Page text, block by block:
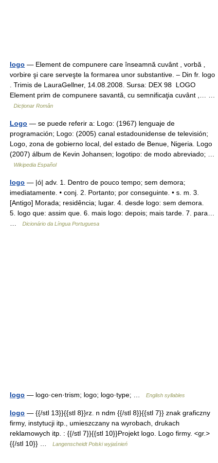
logo — Element de compunere care înseamnă cuvânt , vorbă ,
vorbire şi care serveşte la formarea unor substantive. – Din fr. logo
. Trimis de LauraGellner, 14.08.2008. Sursa: DEX 98 LOGO
Element prim de compunere savantă, cu semnificaţia cuvânt ,… …
Dicționar Român
Logo — se puede referir a: Logo: (1967) lenguaje de
programación; Logo: (2005) canal estadounidense de televisión;
Logo, zona de gobierno local, del estado de Benue, Nigeria. Logo
(2007) álbum de Kevin Johansen; logotipo: de modo abreviado; …
Wikipedia Español
logo — |ó| adv. 1. Dentro de pouco tempo; sem demora;
imediatamente. • conj. 2. Portanto; por conseguinte. • s. m. 3.
[Antigo] Morada; residência; lugar. 4. desde logo: sem demora.
5. logo que: assim que. 6. mais logo: depois; mais tarde. 7. para…
Dicionário da Língua Portuguesa
logo — logo·cen·trism; logo; logo·type; … English syllables
logo — {{/stl 13}}{{stl 8}}rz. n ndm {{/stl 8}}{{stl 7}} znak graficzny
firmy, instytucji itp., umieszczany na wyrobach, drukach
reklamowych itp. : {{/stl 7}}{{stl 10}}Projekt logo. Logo firmy. <gr.>
{{/stl 10}} …
Langenscheidt Polski wyjaśnień